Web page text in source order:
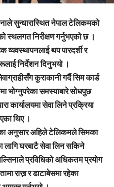
सुन्धारास्थित नेपाल टेलिकमको
स्थलगत निरीक्षण गर्नुभएको छ ।
व्यवस्थापनलाई थप पारदर्शी र
निर्देशन दिनुभयो ।
कुराकानी गर्दै सिम कार्ड
भोग्नुपरेका समस्याबारे सोधपुछ
कार्यालयमा सेवा लिने प्रक्रिया
थिए ।
अनुसार अहिले टेलिकमले सिमका
घरबाटै सेवा लिन सकिने
प्रविधिको अधिकतम प्रयोग
राख्न र डाटाबेसमा रहेका